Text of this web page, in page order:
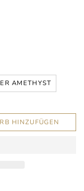
AMETHYST
HINZUFÜGEN